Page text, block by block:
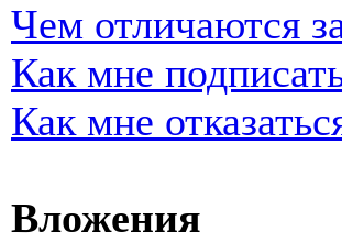
Чем отличаются
Как мне
Как мне
Вложения